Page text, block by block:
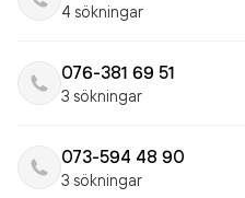
4 sökningar
076-381 69 51
3 sökningar
073-594 48 90
3 sökningar